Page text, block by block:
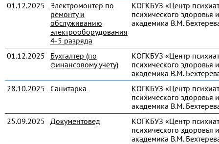
01.12.2025 Электромонтер по
ремонту и
обслуживанию
электрооборудования
4-5 разряда
КОГКБУЗ «Центр
психического здоровья
академика В.М.
01.12.2025
Бухгалтер (по
финансовому учету)
КОГКБУЗ «Центр
психического здоровья
академика В.М.
28.10.2025
Санитарка
КОГКБУЗ «Центр
психического здоровья
академика В.М.
25.09.2025 Документовед
КОГКБУЗ «Центр
психического здоровья
академика В.М.